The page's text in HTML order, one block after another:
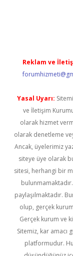
Reklam ve
Yasal Uyarı:
ve İletişim
olarak hizmet
olarak denetleme
Ancak, üyelerimiz
siteye üye olarak
sitesi, herhangi bir
paylaşılmaktadır.
olup, gerçek
Gerçek kurum ve
Sitemiz, kar amacı
platformudur.